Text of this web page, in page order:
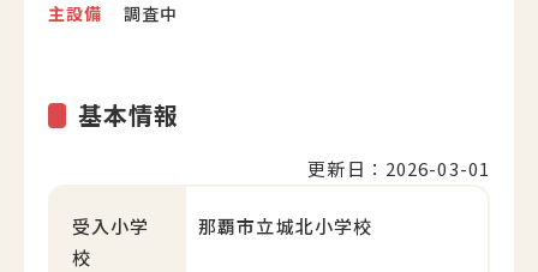
主設備
調査中
基本情報
更新日：2026-03-01
受入小学
校
那覇市立城北小学校